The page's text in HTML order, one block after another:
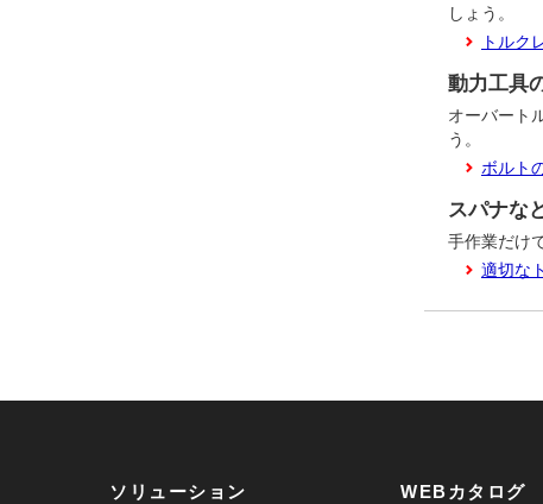
しょう。
トルク
動力工具
オーバート
う。
ボルト
スパナな
手作業だけ
適切な
ソリューション WEBカタログ